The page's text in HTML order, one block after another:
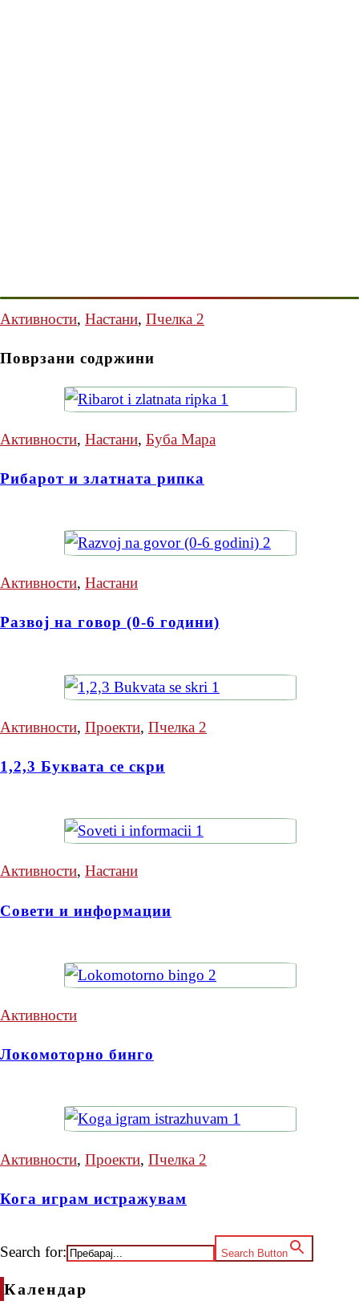
Активности, Настани, Пчелка 2
Поврзани содржини
Активности, Настани, Буба Мара
Рибарот и златната рипка
Активности, Настани
Развој на говор (0-6 години)
Активности, Проекти, Пчелка 2
1,2,3 Буквата се скри
Активности, Настани
Совети и информации
Активности
Локомоторно бинго
Активности, Проекти, Пчелка 2
Кога играм истражувам
Search for: Search Button
Календар